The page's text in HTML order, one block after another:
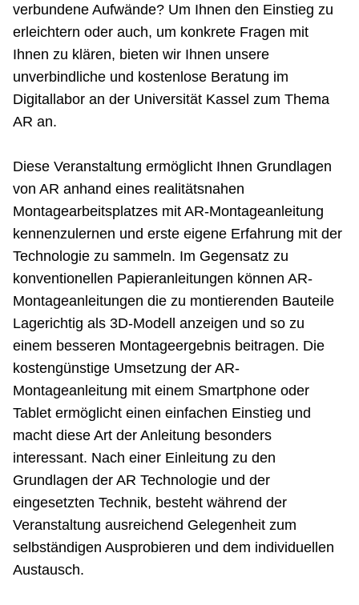
verbundene Aufwände? Um Ihnen den Einstieg zu
erleichtern oder auch, um konkrete Fragen mit
Ihnen zu klären, bieten wir Ihnen unsere
unverbindliche und kostenlose Beratung im
Digitallabor an der Universität Kassel zum Thema
AR an.
Diese Veranstaltung ermöglicht Ihnen Grundlagen
von AR anhand eines realitätsnahen
Montagearbeitsplatzes mit AR-Montageanleitung
kennenzulernen und erste eigene Erfahrung mit der
Technologie zu sammeln. Im Gegensatz zu
konventionellen Papieranleitungen können AR-
Montageanleitungen die zu montierenden Bauteile
Lagerichtig als 3D-Modell anzeigen und so zu
einem besseren Montageergebnis beitragen. Die
kostengünstige Umsetzung der AR-
Montageanleitung mit einem Smartphone oder
Tablet ermöglicht einen einfachen Einstieg und
macht diese Art der Anleitung besonders
interessant. Nach einer Einleitung zu den
Grundlagen der AR Technologie und der
eingesetzten Technik, besteht während der
Veranstaltung ausreichend Gelegenheit zum
selbständigen Ausprobieren und dem individuellen
Austausch.